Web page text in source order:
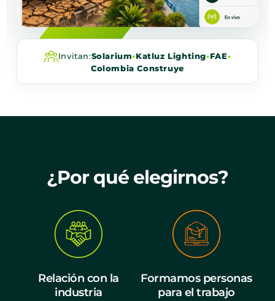
Invitan:Solarium•Katluz Lighting•FAE•
Colombia Construye
¿Por qué elegirnos?
Relación con la
industria
Formamos personas
para el trabajo